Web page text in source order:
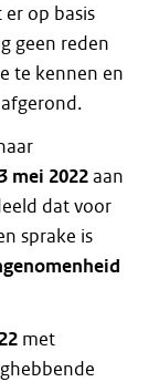
op basis
geen reden
te kennen en
mei 2022aan
dat voor
sprake is
met